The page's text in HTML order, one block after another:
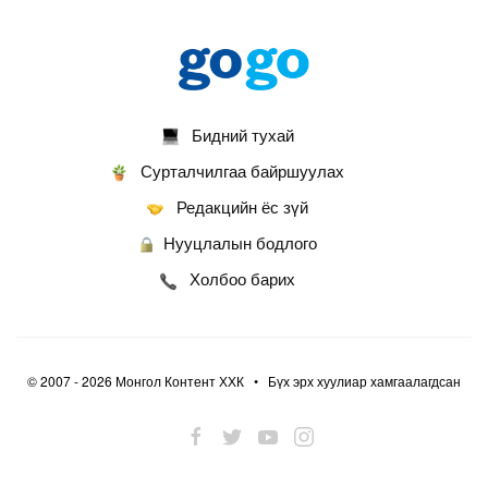
Б.Орхонбаяр
2026-07-13
ФОТО: Дархан аварга Н.Батсуурь элэг бүсээ
тайлж наадамчин олноор уухайлуулсан
агшин
2026-07-12
ФОТО: Үзэгчдийг суудлаас нь өндөлзүүлсэн
2026-07-12
2026-07-12
ФОТО: Бяцхан наадамчид
Бидний тухай
Сурталчилгаа байршуулах
Редакцийн ёс зүй
Нууцлалын бодлого
Холбоо барих
© 2007 - 2026 Монгол Контент ХХК • Бүх эрх хуулиар хамгаалагдсан